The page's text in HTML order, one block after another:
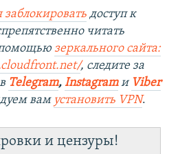
доступ к
читать
зеркального сайта:
, следите за
Telegram, Instagramи Viber
вам установить VPN.
и цензуры!